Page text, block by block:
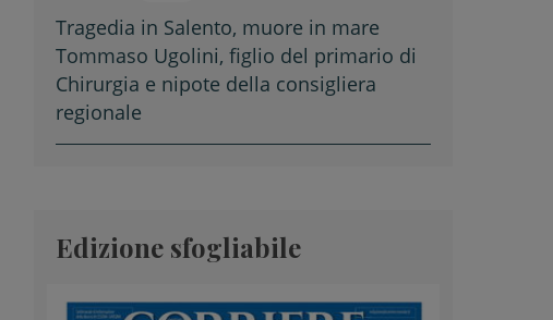
Tragedia in Salento, muore in mare
Tommaso Ugolini, figlio del primario di
Chirurgia e nipote della consigliera
regionale
Edizione sfogliabile